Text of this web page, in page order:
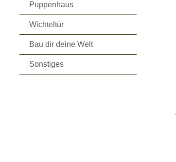
Puppenhaus
Wichteltür
Bau dir deine Welt
Sonstiges